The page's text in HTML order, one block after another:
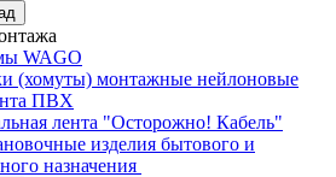
WAGO
(хомуты) монтажные нейлоновые
ПВХ
лента "Осторожно! Кабель"
изделия бытового и
назначения